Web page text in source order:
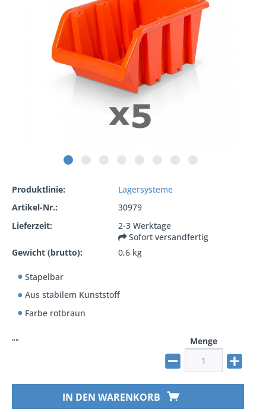
Produktlinie:
Lagersysteme
Artikel-Nr.:
30979
Lieferzeit:
2-3 Werktage
Sofort versandfertig
Gewicht (brutto):
0,6 kg
Stapelbar
Aus stabilem Kunststoff
Farbe rotbraun
Menge
IN DEN WARENKORB
""